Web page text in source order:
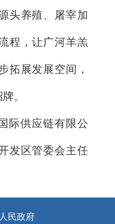
头养殖、屠宰加
程，让广河羊羔
拓展发展空间，
。
际供应链有限公
发区管委会主任
民政府